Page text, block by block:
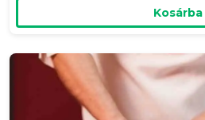
Kosárba